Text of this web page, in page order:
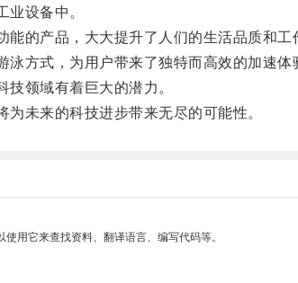
设备中。
的产品，大大提升了人们的生活品质和工
方式，为用户带来了独特而高效的加速体
领域有着巨大的潜力。
未来的科技进步带来无尽的可能性。
用它来查找资料、翻译语言、编写代码等。